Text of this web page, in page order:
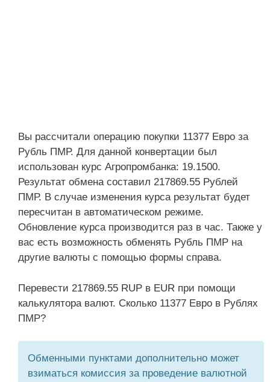
Вы рассчитали операцию покупки 11377 Евро за
Рубль ПМР. Для данной конвертации был
использован курс Агропромбанка: 19.1500.
Результат обмена составил 217869.55 Рублей
ПМР. В случае изменения курса результат будет
пересчитан в автоматическом режиме.
Обновление курса производится раз в час. Также у
вас есть возможность обменять Рубль ПМР на
другие валюты с помощью формы справа.
Перевести 217869.55 RUP в EUR при помощи
калькулятора валют. Сколько 11377 Евро в Рублях
ПМР?
Обменными пунктами дополнительно может
взиматься комиссия за проведение валютной